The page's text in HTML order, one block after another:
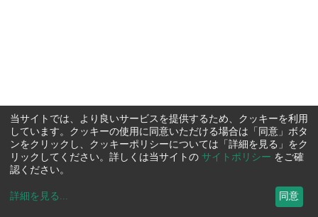
当サイトでは、より良いサービスを提供するため、クッキーを利用
しています。クッキーの使用に同意いただける場合は「同意」ボタ
ンをクリックし、クッキーポリシーについては「詳細を見る」をク
リックしてください。詳しくは当サイトの サイトポリシー をご確
認ください。
詳細を見る ... 同意